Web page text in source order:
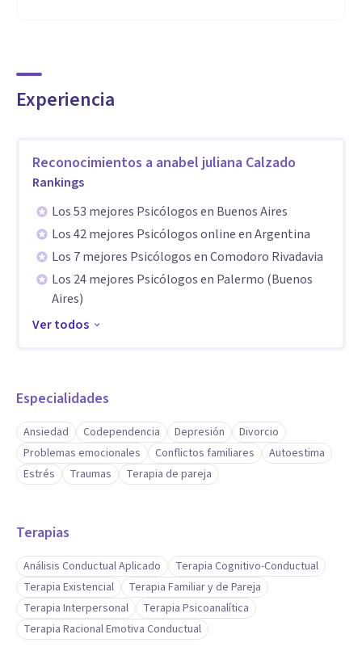
de pánico , crisis de pareja , estados de angustia, TEA, y crisis
vitales.
En continua formación, he realizado numerosos cursos y
seminarios de posgrado, ateneos y supervisiones clínicas.
Experiencia
Reconocimientos a anabel juliana Calzado
Rankings
Los 53 mejores Psicólogos en Buenos Aires
Los 42 mejores Psicólogos online en Argentina
Los 7 mejores Psicólogos en Comodoro Rivadavia
Los 24 mejores Psicólogos en Palermo (Buenos
Aires)
Ver todos
Especialidades
Ansiedad Codependencia Depresión
Divorcio
Problemas emocionales
Conflictos familiares
Autoestima
Estrés
Traumas Terapia de pareja
Terapias
Análisis Conductual Aplicado
Terapia Cognitivo-Conductual
Terapia Existencial
Terapia Familiar y de Pareja
Terapia Interpersonal
Terapia Psicoanalítica
Terapia Racional Emotiva Conductual